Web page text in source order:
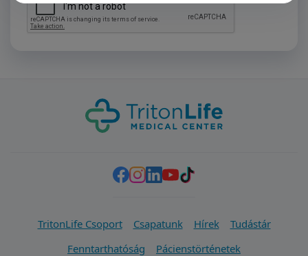
TritonLife Csoport Csapatunk Hírek
Tudástár
Fenntarthatóság
Pácienstörténetek